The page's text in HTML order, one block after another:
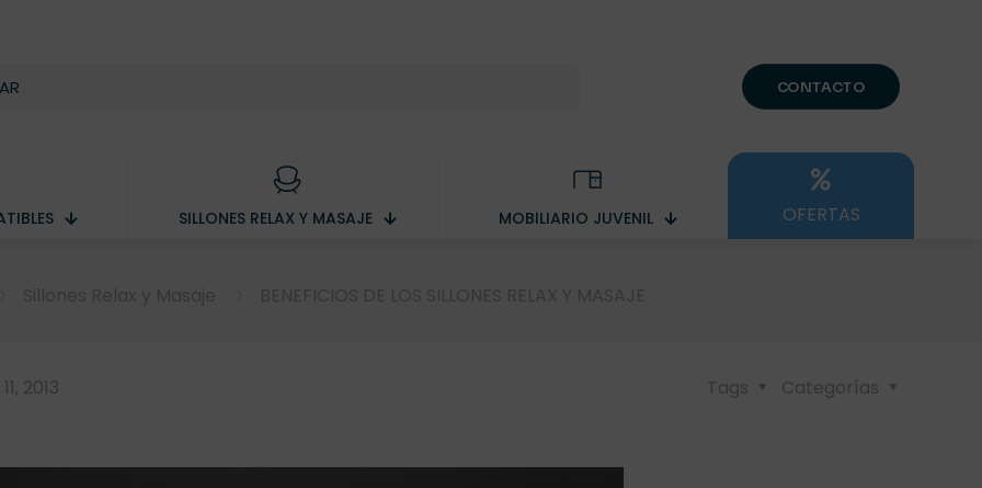
CONTACTO
SILLONES RELAX Y MASAJE MOBILIARIO JUVENIL OFERTAS
2013 Categorías
Tags